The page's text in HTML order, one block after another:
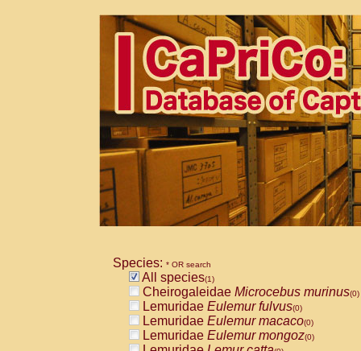
Species: * OR search
All species(1)
Cheirogaleidae Microcebus murinus(0)
Lemuridae Eulemur fulvus(0)
Lemuridae Eulemur macaco(0)
Lemuridae Eulemur mongoz(0)